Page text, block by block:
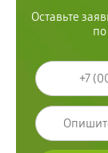
Оставьте